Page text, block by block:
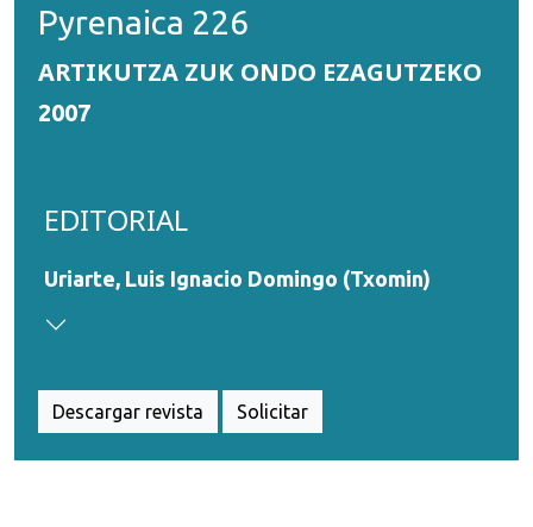
Pyrenaica 226
ARTIKUTZA ZUK ONDO EZAGUTZEKO
2007
EDITORIAL
Uriarte, Luis Ignacio Domingo (Txomin)
Descargar revista Solicitar